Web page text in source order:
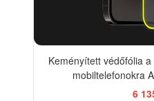
Keményített védőfólia
mobiltelefonokra
6